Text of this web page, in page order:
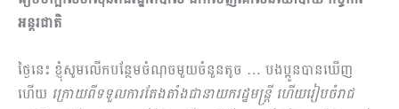
អន្តរជាតិ
ថ្ងៃនេះ ខ្ញុំសូមលើកបន្ថែមចំណុចមួយចំនួនតូច … បងប្អូនបានឃើញ
ហើយ ក្រោយពីទទួលការតែង​តាំងជានាយករដ្ឋមន្ដ្រី ហើយរៀបចំរាជ